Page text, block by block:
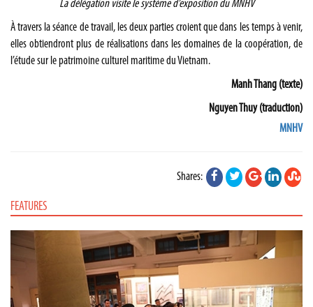
La délégation visite le système d’exposition du MNHV
À travers la séance de travail, les deux parties croient que dans les temps à venir,
elles obtiendront plus de réalisations dans les domaines de la coopération, de
l’étude sur le patrimoine culturel maritime du Vietnam.
Manh Thang (texte)
Nguyen Thuy (traduction)
MNHV
Shares:
FEATURES